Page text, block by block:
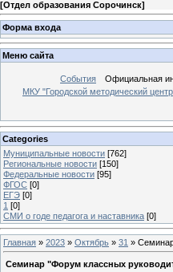
[Отдел образования Сорочинск]
Форма входа
Меню сайта
События Официальная
МКУ "Городской методический
Categories
Муниципальные новости [762]
Региональные новости [150]
Федеральные новости [95]
ФГОС [0]
ЕГЭ [0]
1 [0]
СМИ о годе педагога и наставника [0]
Главная » 2023 » Октябрь » 31 »
Семинар "Форум классных